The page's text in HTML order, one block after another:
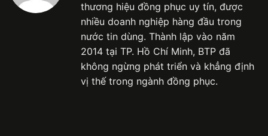
thương hiệu đồng phục uy tín, được
nhiều doanh nghiệp hàng đầu trong
nước tin dùng. Thành lập vào năm
2014 tại TP. Hồ Chí Minh, BTP đã
không ngừng phát triển và khẳng định
vị thế trong ngành đồng phục.